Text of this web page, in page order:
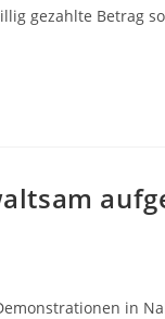
gezahlte Betrag
in